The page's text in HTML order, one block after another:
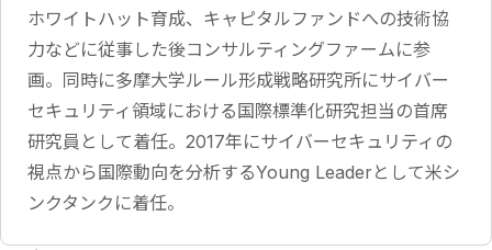
ホワイトハット育成、キャピタルファンドへの技術協
力などに従事した後コンサルティングファームに参
画。同時に多摩大学ルール形成戦略研究所にサイバー
セキュリティ領域における国際標準化研究担当の首席
研究員として着任。2017年にサイバーセキュリティの
視点から国際動向を分析するYoung Leaderとして米シ
ンクタンクに着任。